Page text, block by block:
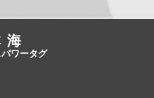
海
ワータグ